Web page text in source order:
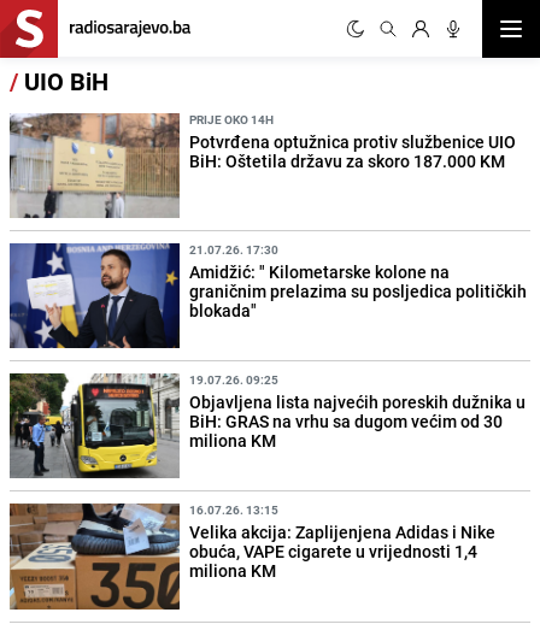
/ UIO BiH
PRIJE OKO 14H
Potvrđena optužnica protiv službenice UIO
BiH: Oštetila državu za skoro 187.000 KM
21.07.26. 17:30
Amidžić: " Kilometarske kolone na
graničnim prelazima su posljedica političkih
blokada"
19.07.26. 09:25
Objavljena lista najvećih poreskih dužnika u
BiH: GRAS na vrhu sa dugom većim od 30
miliona KM
16.07.26. 13:15
Velika akcija: Zaplijenjena Adidas i Nike
obuća, VAPE cigarete u vrijednosti 1,4
miliona KM